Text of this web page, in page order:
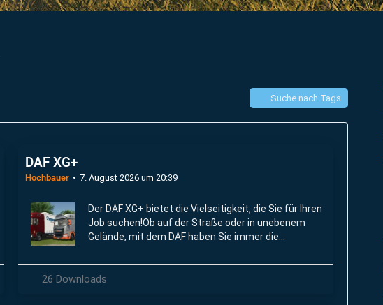
Suche nach Tags
DAF XG+
Hochbauer 7. August 2026 um 20:39
Der DAF XG+ bietet die Vielseitigkeit, die Sie für Ihren
Job suchen!Ob auf der Straße oder in unebenem
Gelände, mit dem DAF haben Sie immer die
Konfigurationsmöglichkeiten ist bestimmt für jeden
etwas dabei.
26 Downloads